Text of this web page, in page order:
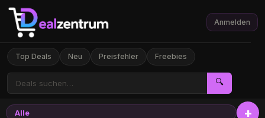
Top Deals Neu Preisfehler Freebies
🔍
Anmelden
Alle